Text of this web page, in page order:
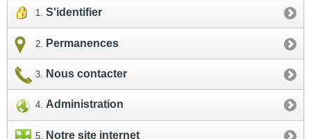
S'identifier
Permanences
Nous contacter
Administration
Notre site internet